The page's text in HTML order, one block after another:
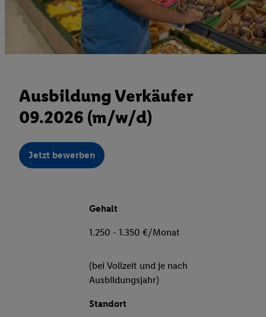
Ausbildung Verkäufer
09.2026 (m/w/d)
Jetzt bewerben
Gehalt
1.250 - 1.350 €/Monat
(bei Vollzeit und je nach
Ausbildungsjahr)
Standort